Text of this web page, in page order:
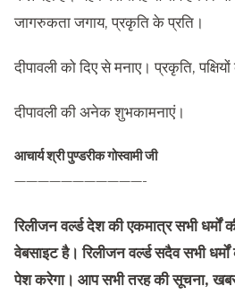
जागरुकता जगाय, प्रकृति के प्रति।
दीपावली को दिए से मनाए। प्रकृति, पक्षियों
दीपावली की अनेक शुभकामनाएं।
आचार्य श्री पुण्डरीक गोस्वामी जी
———————————-
रिलीजन वर्ल्ड देश की एकमात्र सभी धर्मों
वेबसाइट है। रिलीजन वर्ल्ड सदैव सभी
पेश करेगा। आप सभी तरह की सूचना,